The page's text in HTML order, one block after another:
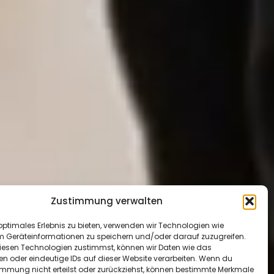
Zustimmung verwalten
Erlebnis zu bieten, verwenden wir Technologien wie
Geräteinformationen zu speichern und/oder darauf zuzugreifen.
Technologien zustimmst, können wir Daten wie das
oder eindeutige IDs auf dieser Website verarbeiten. Wenn du
nicht erteilst oder zurückziehst, können bestimmte Merkmale